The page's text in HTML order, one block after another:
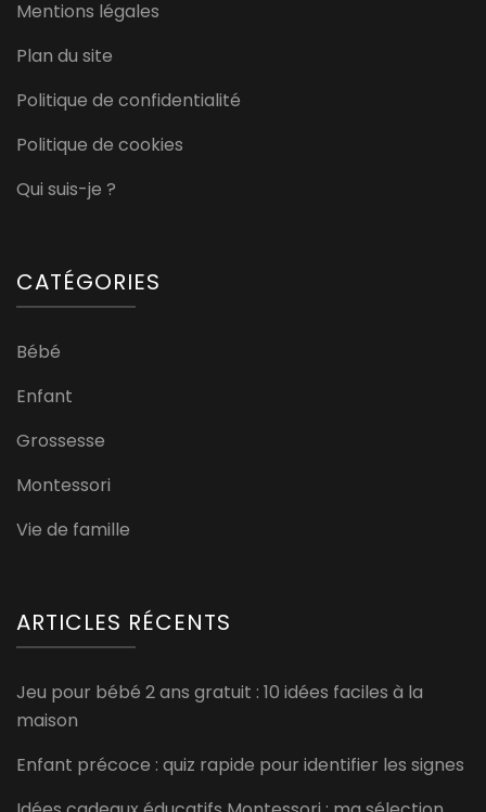
Mentions légales
Plan du site
Politique de confidentialité
Politique de cookies
Qui suis-je ?
CATÉGORIES
Bébé
Enfant
Grossesse
Montessori
Vie de famille
ARTICLES RÉCENTS
Jeu pour bébé 2 ans gratuit : 10 idées faciles à la
maison
Enfant précoce : quiz rapide pour identifier les signes